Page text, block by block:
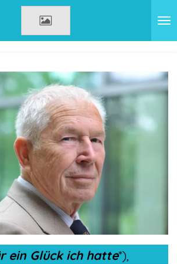
ein Glück ich hatte*),